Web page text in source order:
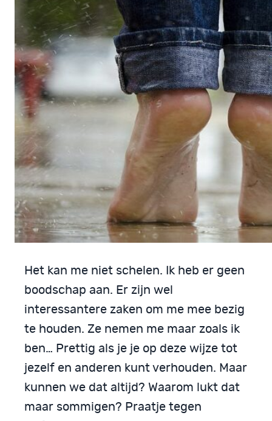
Het kan me niet schelen. Ik heb er geen
boodschap aan. Er zijn wel
interessantere zaken om me mee bezig
te houden. Ze nemen me maar zoals ik
ben… Prettig als je je op deze wijze tot
jezelf en anderen kunt verhouden. Maar
kunnen we dat altijd? Waarom lukt dat
maar sommigen? Praatje tegen